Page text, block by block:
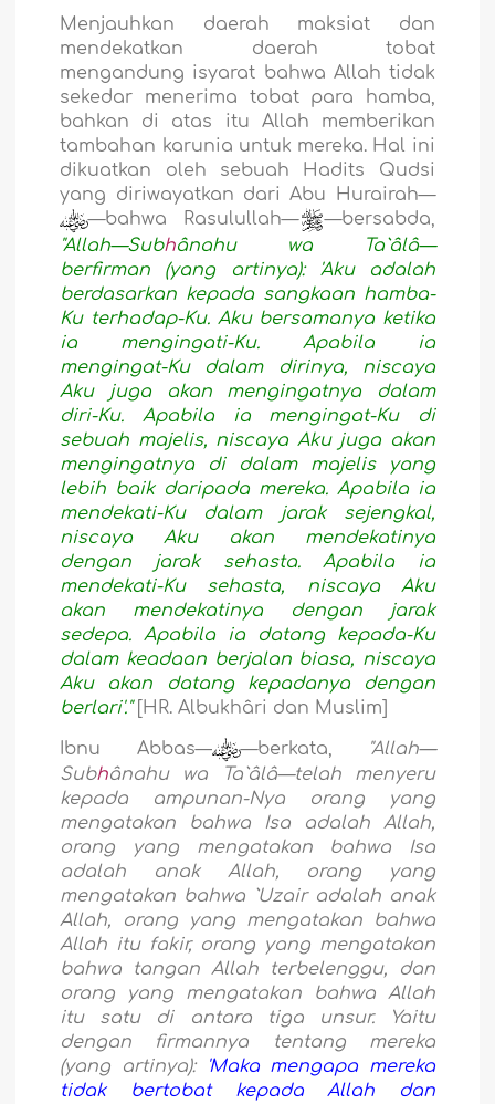
Menjauhkan daerah maksiat dan
mendekatkan daerah tobat
mengandung isyarat bahwa Allah tidak
sekedar menerima tobat para hamba,
bahkan di atas itu Allah memberikan
tambahan karunia untuk mereka. Hal ini
dikuatkan oleh sebuah Hadits Qudsi
yang diriwayatkan dari Abu Hurairah—
—bahwa Rasulullah—
—bersabda,
"Allah—Subhânahu wa Ta`âlâ—
berfirman (yang artinya): 'Aku adalah
berdasarkan kepada sangkaan hamba-
Ku terhadap-Ku. Aku bersamanya ketika
ia mengingati-Ku. Apabila ia
mengingat-Ku dalam dirinya, niscaya
Aku juga akan mengingatnya dalam
diri-Ku. Apabila ia mengingat-Ku di
sebuah majelis, niscaya Aku juga akan
mengingatnya di dalam majelis yang
lebih baik daripada mereka. Apabila ia
mendekati-Ku dalam jarak sejengkal,
niscaya Aku akan mendekatinya
dengan jarak sehasta. Apabila ia
mendekati-Ku sehasta, niscaya Aku
akan mendekatinya dengan jarak
sedepa. Apabila ia datang kepada-Ku
dalam keadaan berjalan biasa, niscaya
Aku akan datang kepadanya dengan
berlari'."[HR. Albukhâri dan Muslim]
Ibnu Abbas— —berkata,
"Allah—
Subhânahu wa Ta`âlâ—telah menyeru
kepada ampunan-Nya orang yang
mengatakan bahwa Isa adalah Allah,
orang yang mengatakan bahwa Isa
adalah anak Allah, orang yang
mengatakan bahwa `Uzair adalah anak
Allah, orang yang mengatakan bahwa
Allah itu fakir, orang yang mengatakan
bahwa tangan Allah terbelenggu, dan
orang yang mengatakan bahwa Allah
itu satu di antara tiga unsur. Yaitu
dengan firmannya tentang mereka
(yang artinya):
'Maka mengapa mereka
tidak bertobat kepada Allah dan